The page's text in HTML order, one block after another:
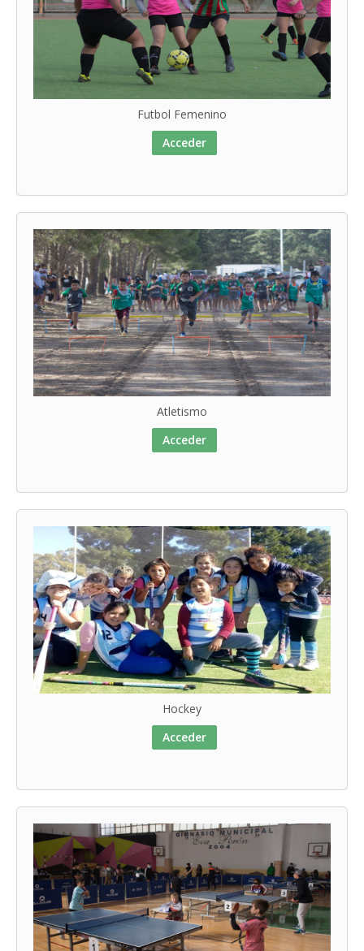
Futbol Femenino
Acceder
Atletismo
Acceder
Hockey
Acceder